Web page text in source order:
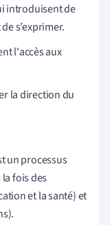
introduisent de
s’exprimer.
l'accès aux
la direction du
un processus
fois des
et la santé) et